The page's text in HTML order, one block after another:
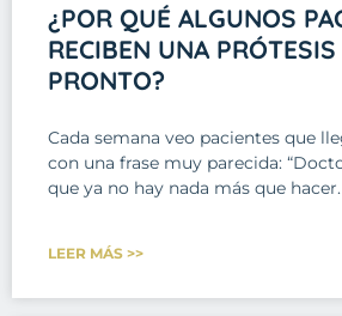
¿POR QUÉ ALGUNOS
RECIBEN UNA
PRONTO?
Cada semana veo pacientes que
con una frase muy parecida:
que ya no hay nada más que hacer.
LEER MÁS >>